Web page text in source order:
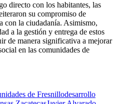
directo con los habitantes, las
su compromiso de
con la ciudadanía. Asimismo,
a la gestión y entrega de estos
de manera significativa a mejorar
en las comunidades de
de Fresnillodesarrollo